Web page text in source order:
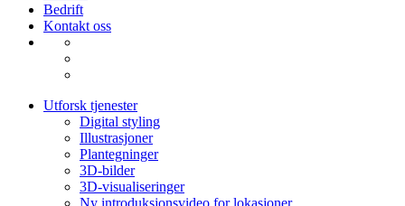
Bedrift
Kontakt oss
Utforsk tjenester
Digital styling
Illustrasjoner
Plantegninger
3D-bilder
3D-visualiseringer
Ny introduksjonsvideo for lokasjoner